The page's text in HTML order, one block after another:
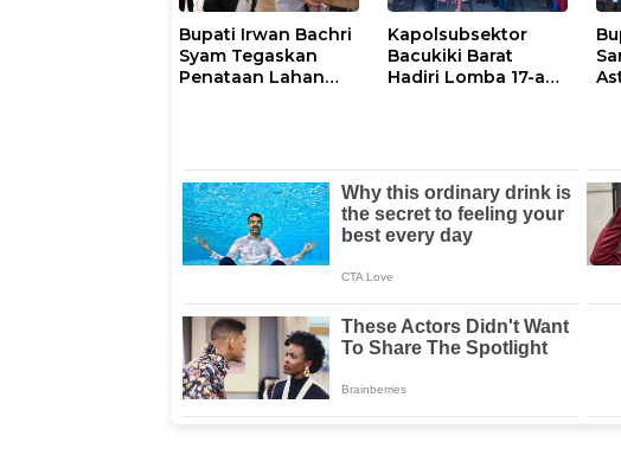
Bupati Irwan Bachri
Syam Tegaskan
Penataan Lahan
Kapolsubsektor
Bacukiki Barat
Hadiri Lomba 17-an